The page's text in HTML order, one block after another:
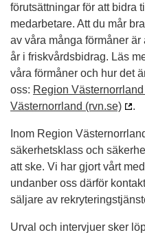
förutsättningar för att bidra
medarbetare. Att du mår
av våra många förmåner
år i friskvårdsbidrag. Läs
våra förmåner och hur det
oss: Region
Västernorrland (rvn.se)
.
Inom Region
säkerhetsklass och
att ske. Vi har gjort vårt
undanber oss därför
säljare av
Urval och intervjuer sker